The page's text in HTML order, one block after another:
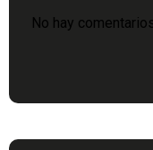
No hay